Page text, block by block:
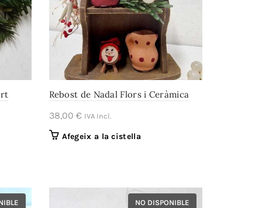
Rebost de Nadal Flors i Ceràmica
38,00 € IVA Incl.
Afegeix a la cistella
NO DISPONIBLE